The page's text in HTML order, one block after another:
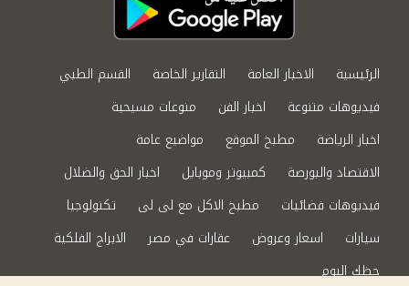
الرئيسية الاخبار العامة التقارير الخاصة
القسم الطبي
فيديوهات متنوعة
اخبار الفن
منوعات مسيحية
اخبار الرياضة
مطبخ الموقع
مواضيع عامة
الاقتصاد والبورصة
كمبيوتر وموبايل
اخبار الحق والضلال
فيديوهات فضائيات
مطبخ الاكل مع لى لى
تكنولوجيا
سيارات
اسعار وعروض عقارات في مصر
الابراج الفلكية
حظك اليوم